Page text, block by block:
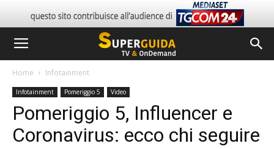
Home Infotainment
Infotainment Pomeriggio 5 Video
Pomeriggio 5, Influencer e
Coronavirus: ecco chi seguire